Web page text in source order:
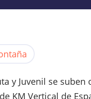
y Juvenil se
KM Vertical de